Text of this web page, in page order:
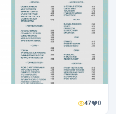
47 0